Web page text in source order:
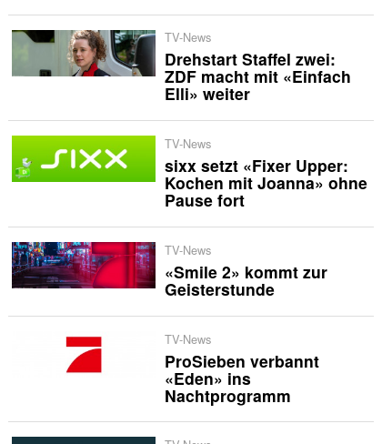
TV-News
Drehstart Staffel zwei:
ZDF macht mit «Einfach
Elli» weiter
TV-News
sixx setzt «Fixer Upper:
Kochen mit Joanna» ohne
Pause fort
TV-News
«Smile 2» kommt zur
Geisterstunde
TV-News
ProSieben verbannt
«Eden» ins
Nachtprogramm